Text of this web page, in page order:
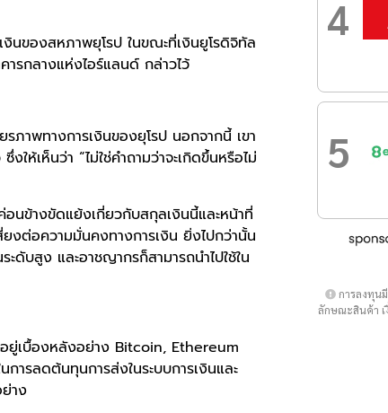
งินของสหภาพยุโรป ในขณะที่เงินยูโรดิจิทัล
ารกลางแห่งไอร์แลนด์ กล่าวไว้
าพทางการเงินของยุโรป นอกจากนี้ เขา
ให้เห็นว่า “ไม่ใช่คำถามว่าจะเกิดขึ้นหรือไม่
งขัดแย้งเกี่ยวกับสกุลเงินนี้และหน้าที่
งต่อความมั่นคงทางการเงิน ยิ่งไปกว่านั้น
ดับสูง และอาชญากรก็สามารถนำไปใช้ใน
บื้องหลังอย่าง Bitcoin, Ethereum
ารลดต้นทุนการส่งในระบบการเงินและ
าง
4
5
การลงทุนมี
ลักษณะสินค้า เ